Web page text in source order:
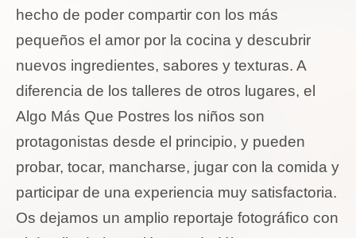
hecho de poder compartir con los más
pequeños el amor por la cocina y descubrir
nuevos ingredientes, sabores y texturas. A
diferencia de los talleres de otros lugares, el
Algo Más Que Postres los niños son
protagonistas desde el principio, y pueden
probar, tocar, mancharse, jugar con la comida y
participar de una experiencia muy satisfactoria.
Os dejamos un amplio reportaje fotográfico con